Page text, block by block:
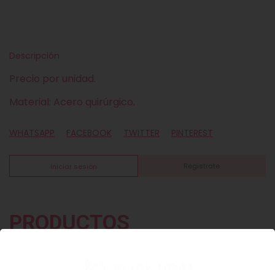
Descripción
Precio por unidad.
Material: Acero quirúrgico.
WHATSAPP FACEBOOK TWITTER PINTEREST
Iniciar sesión
PRODUCTOS